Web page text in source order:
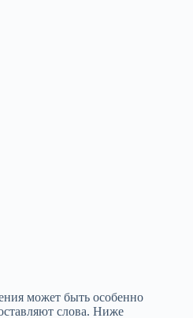
может быть особенно
слова. Ниже